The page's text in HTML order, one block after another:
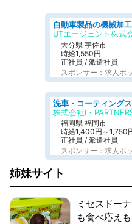
大分県 宇佐市
時給1,550円
正社員 / 派遣社員
スポンサー：求人ボ
洗車・コーティング
株式会社I・
福岡県 福岡市
時給1,400円～1,750
正社員 / 派遣社員
スポンサー：求人ボ
姉妹サイト
ミセスドー
も食べ応え